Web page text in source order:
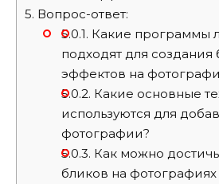
5. Вопрос-ответ:
5.0.1. Какие программы
подходят для создания
эффектов на
5.0.2. Какие основные
используются для
фотографии?
5.0.3. Как можно
бликов на фотографиях